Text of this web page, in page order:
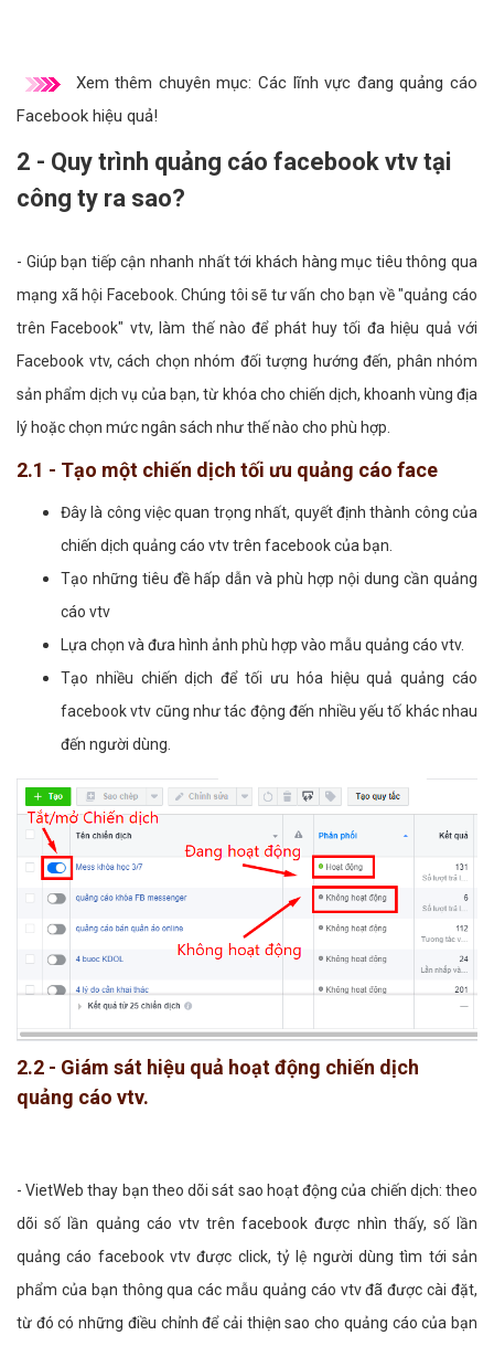
Xem thêm chuyên mục: Các lĩnh vực đang quảng cáo
Facebook hiệu quả!
2 - Quy trình quảng cáo facebook vtv tại
công ty ra sao?
- Giúp bạn tiếp cận nhanh nhất tới khách hàng mục tiêu thông qua
mạng xã hội Facebook. Chúng tôi sẽ tư vấn cho bạn về "quảng cáo
trên Facebook" vtv, làm thế nào để phát huy tối đa hiệu quả với
Facebook vtv, cách chọn nhóm đối tượng hướng đến, phân nhóm
sản phẩm dịch vụ của bạn, từ khóa cho chiến dịch, khoanh vùng địa
lý hoặc chọn mức ngân sách như thế nào cho phù hợp.
2.1 - Tạo một chiến dịch tối ưu quảng cáo face
Đây là công việc quan trọng nhất, quyết định thành công của
chiến dịch quảng cáo vtv trên facebook của bạn.
Tạo những tiêu đề hấp dẫn và phù hợp nội dung cần quảng
cáo vtv
Lựa chọn và đưa hình ảnh phù hợp vào mẫu quảng cáo vtv.
Tạo nhiều chiến dịch để tối ưu hóa hiệu quả quảng cáo
facebook vtv cũng như tác động đến nhiều yếu tố khác nhau
đến người dùng.
2.2 - Giám sát hiệu quả hoạt động chiến dịch
quảng cáo vtv.
- VietWeb thay bạn theo dõi sát sao hoạt động của chiến dịch: theo
dõi số lần quảng cáo vtv trên facebook được nhìn thấy, số lần
quảng cáo facebook vtv được click, tỷ lệ người dùng tìm tới sản
phẩm của bạn thông qua các mẫu quảng cáo vtv đã được cài đặt,
từ đó có những điều chỉnh để cải thiện sao cho quảng cáo của bạn